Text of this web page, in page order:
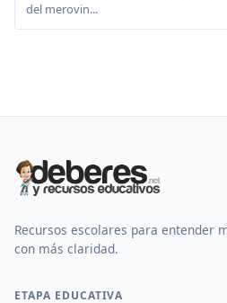
del merovin...
Recursos escolares para entender
con más claridad.
ETAPA EDUCATIVA